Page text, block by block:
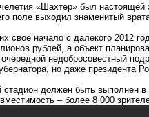
«Шахтер» был
поле выходил знаменитый
свое начало с далекого 2012
рублей, а объект
недобросовестный
но даже президента
стадион должен быть
– более 8 000